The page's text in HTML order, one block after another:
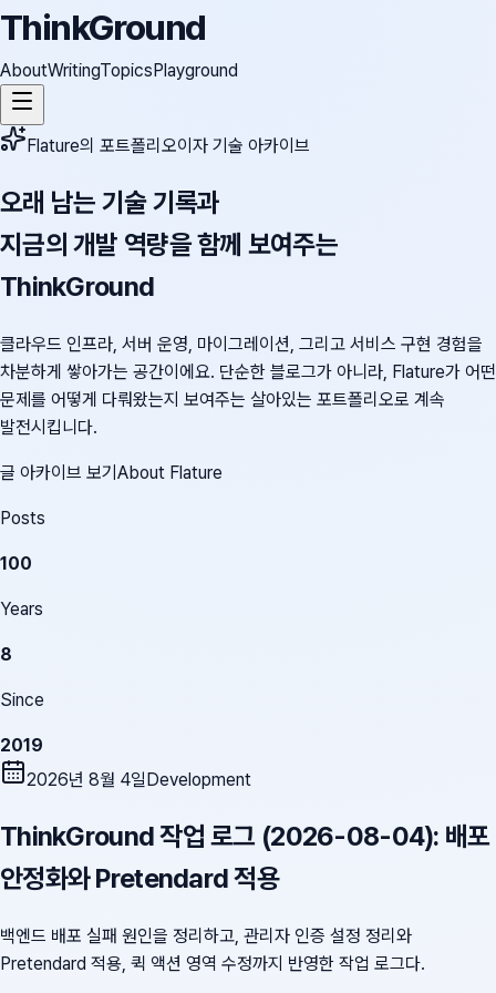
ThinkGround
AboutWritingTopicsPlayground
Flature의 포트폴리오이자 기술 아카이브
오래 남는 기술 기록과
지금의 개발 역량을 함께 보여주는
ThinkGround
클라우드 인프라, 서버 운영, 마이그레이션, 그리고 서비스 구현 경험을
차분하게 쌓아가는 공간이에요. 단순한 블로그가 아니라, Flature가 어떤
문제를 어떻게 다뤄왔는지 보여주는 살아있는 포트폴리오로 계속
발전시킵니다.
글 아카이브 보기 About Flature
Posts
100
Years
8
Since
2019
2026년 8월 4일Development
ThinkGround 작업 로그 (2026-08-04): 배포
안정화와 Pretendard 적용
백엔드 배포 실패 원인을 정리하고, 관리자 인증 설정 정리와
Pretendard 적용, 퀵 액션 영역 수정까지 반영한 작업 로그다.